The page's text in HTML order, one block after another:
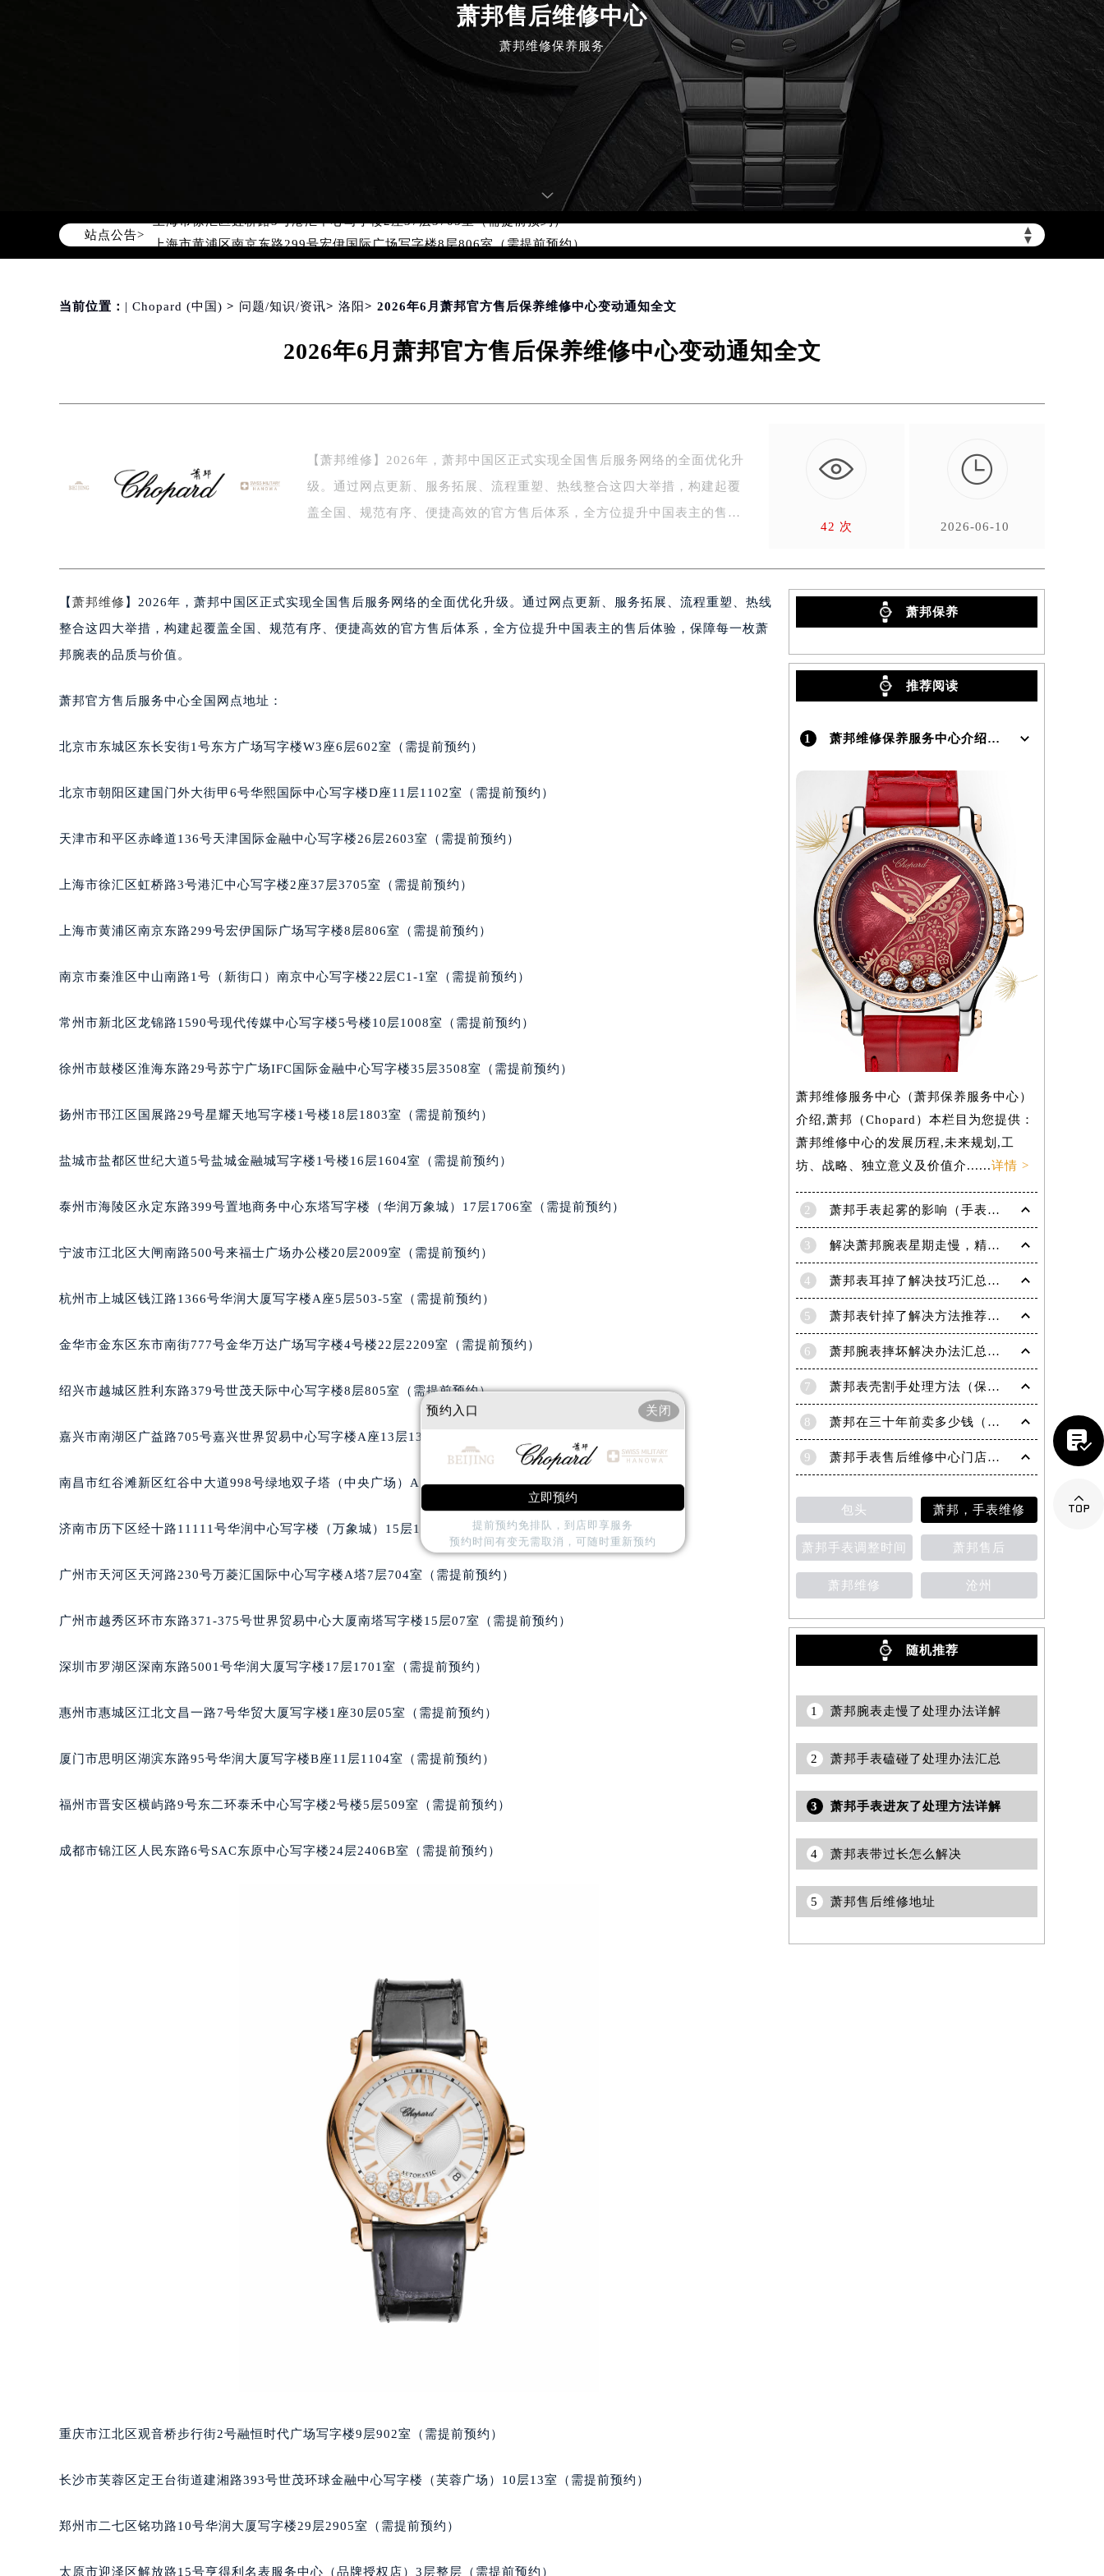
萧邦售后维修中心
萧邦维修保养服务
站点公告> ▲
▼
2026年8月萧邦全国官方售后客户服务热线：400-885-0231
萧邦官方全国统一服务热线400-885-0231，服务覆盖中国大陆、香港、澳门、台湾全部区域（非大陆需加拨“+86”）
北京市朝阳区建国门外大街甲6号华熙国际中心写字楼D座11层1102室（北京总部）（需提前预约）
北京市东城区东长安街1号东方广场写字楼W3座6层602室（需提前预约）
天津市和平区赤峰道136号天津国际金融中心写字楼26层2603室（需提前预约）
上海市徐汇区虹桥路3号港汇中心写字楼2座37层3705室（需提前预约）
上海市黄浦区南京东路299号宏伊国际广场写字楼8层806室（需提前预约）
南京市秦淮区中山南路1号（新街口）南京中心写字楼22层C1-1室（需提前预约）
徐州市鼓楼区淮海东路29号苏宁广场IFC国际金融中心写字楼35层3508室（需提前预约）
盐城市盐都区世纪大道5号盐城金融城写字楼1号楼16层1604室（需提前预约）
绍兴市越城区胜利东路379号世茂天际中心写字楼8层805室（需提前预约）
嘉兴市南湖区广益路705号嘉兴世界贸易中心写字楼A座13层1304室（需提前预约）
南昌市红谷滩新区红谷中大道998号绿地双子塔（中央广场）A1座办公楼14层07室（需提前预约）
深圳市罗湖区深南东路5001号华润大厦写字楼17层1701室（需提前预约）
惠州市惠城区江北文昌一路7号华贸大厦写字楼1座30层05室（需提前预约）
厦门市思明区湖滨东路95号华润大厦写字楼B座11层1104室（需提前预约）
成都市锦江区人民东路6号SAC东原中心写字楼24层2406B室（需提前预约）
长沙市芙蓉区定王台街道建湘路393号世茂环球金融中心写字楼（芙蓉广场）10层13室（需提前预约）
太原市迎泽区解放路15号亨得利名表服务中心（品牌授权店）3层整层（需提前预约）
沈阳市沈河区中街路83号亨得利名表服务中心（品牌授权店）1层整层（需提前预约）
温州市鹿城区锦绣路1067号置信广场10层1015室（需提前预约）
大连市中山区人民路15号国际金融大厦7层G室（需提前预约）
东莞市东城街道鸿福东路1号民盈国贸中心T1写字楼9层907室（需提前预约）
南通市崇川区工农路57号圆融广场写字楼16层1603室（需提前预约）
武汉市江汉区解放大道686号世界贸易大厦38层09室（需提前预约）
合肥市蜀山区潜山路111号万象城华润大厦B座12楼03室（需提前预约）
青岛市南区山东路6号华润大厦B座22层04室（需提前预约）
长春市朝阳区西安大路727号中银大厦A座(旺进大厦)18层09室（需提前预约）
昆明市盘龙区北京路928号同德昆明广场写字楼10层06室（需提前预约）
西安市碑林区南关正街88号华侨城长安国际中心E座6楼10室（需提前预约）
唐山市路南区新华东道100号万达广场写字楼A座10层1002室（需提前预约）
内蒙古自治区呼和浩特市玉泉区大学西街70号华润万象城写字楼（鄂尔多斯大厦）23层2326室（需提前预约）
甘肃省兰州市七里河区西津西路16号兰州中心写字楼21层2102室（需提前预约）
重庆市解放碑渝中区民权路28号英利国际金融中心写字楼20层01室（需提前预约）
黑龙江省大庆市萨尔图区会战大街萧邦售后服务中心（需提前预约）
黑龙江省鹤岗市向阳区红军路萧邦售后服务中心（需提前预约）
黑龙江省鸡西市鸡冠区红军路萧邦售后服务中心（需提前预约）
黑龙江省佳木斯市向阳区长安路萧邦售后服务中心（需提前预约）
黑龙江省牡丹江市东安区太平路萧邦售后服务中心（需提前预约）
黑龙江省齐齐哈尔市龙沙区龙华路萧邦售后服务中心（需提前预约）
黑龙江省绥化市北林区新华街与康庄路交叉口萧邦售后服务中心（需提前预约）
吉林省白城市洮北区明仁南街萧邦售后服务中心（需提前预约）
吉林省吉林市船营区河南街萧邦售后服务中心（需提前预约）
吉林省梅河口市新华街道梅河大街萧邦售后服务中心（需提前预约）
吉林省松原市宁江区五环大街萧邦售后服务中心（需提前预约）
辽宁省丹东市振兴区七经街萧邦售后服务中心（需提前预约）
辽宁省抚顺市新抚区东一路萧邦售后服务中心（需提前预约）
辽宁省阜新市海州区解放大街萧邦售后服务中心（需提前预约）
辽宁省葫芦岛市连山区中央路萧邦售后服务中心（需提前预约）
辽宁省锦州市古塔区中央大街萧邦售后服务中心（需提前预约）
辽宁省辽阳市白塔区新运大街萧邦售后服务中心（需提前预约）
辽宁省盘锦市兴隆台区石油大街萧邦售后服务中心（需提前预约）
辽宁省铁岭市银州区南马路萧邦售后服务中心（需提前预约）
辽宁省营口市站前区市府路与渤海大街交叉口萧邦售后服务中心（需提前预约）
辽宁省沈阳市沈河区中街路137号亨得利名表维修授权店1楼萧邦售后服务中心（需提前预约）
辽宁省沈阳市沈河区中街路83号亨得利名表维修授权店1楼萧邦售后服务中心（需提前预约）
北京市朝阳区建国门外大街甲6号华熙国际中心D座11层1102室萧邦售后服务中心（北京总部）（需提前预约）
北京市东城区东长安街1号王府井东方广场W3座6层602室萧邦售后服务中心（需提前预约）
河北省保定市竞秀区朝阳北大街北国先天下萧邦售后服务中心（需提前预约）
内蒙古自治区阿拉善盟市左旗土尔扈特大街萧邦售后服务中心（需提前预约）
内蒙古自治区巴彦淖尔市临河区新华街萧邦售后服务中心（需提前预约）
内蒙古自治区通辽市科尔沁区明仁大街萧邦售后服务中心（需提前预约）
内蒙古自治区乌兰察布市集宁区恩和大街萧邦售后服务中心（需提前预约）
内蒙古自治区兴安盟市乌兰浩特市兴安大街萧邦售后服务中心（需提前预约）
当前位置： | Chopard (中国) > 问题/知识/资讯> 洛阳> 2026年6月萧邦官方售后保养维修中心变动通知全文
2026年6月萧邦官方售后保养维修中心变动通知全文
【萧邦维修】2026年，萧邦中国区正式实现全国售后服务网络的全面优化升
级。通过网点更新、服务拓展、流程重塑、热线整合这四大举措，构建起覆
盖全国、规范有序、便捷高效的官方售后体系，全方位提升中国表主的售
42 次

2026-06-10
【萧邦维修 】2026年，萧邦中国区正式实现全国售后服务网络的全面优化升级。通过网点更新、服务拓展、流程重塑、热线
整合这四大举措，构建起覆盖全国、规范有序、便捷高效的官方售后体系，全方位提升中国表主的售后体验，保障每一枚萧
邦腕表的品质与价值。
萧邦官方售后服务中心全国网点地址：
北京市东城区东长安街1号东方广场写字楼W3座6层602室（需提前预约）
北京市朝阳区建国门外大街甲6号华熙国际中心写字楼D座11层1102室（需提前预约）
天津市和平区赤峰道136号天津国际金融中心写字楼26层2603室（需提前预约）
上海市徐汇区虹桥路3号港汇中心写字楼2座37层3705室（需提前预约）
上海市黄浦区南京东路299号宏伊国际广场写字楼8层806室（需提前预约）
南京市秦淮区中山南路1号（新街口）南京中心写字楼22层C1-1室（需提前预约）
常州市新北区龙锦路1590号现代传媒中心写字楼5号楼10层1008室（需提前预约）
徐州市鼓楼区淮海东路29号苏宁广场IFC国际金融中心写字楼35层3508室（需提前预约）
扬州市邗江区国展路29号星耀天地写字楼1号楼18层1803室（需提前预约）
盐城市盐都区世纪大道5号盐城金融城写字楼1号楼16层1604室（需提前预约）
泰州市海陵区永定东路399号置地商务中心东塔写字楼（华润万象城）17层1706室（需提前预约）
宁波市江北区大闸南路500号来福士广场办公楼20层2009室（需提前预约）
杭州市上城区钱江路1366号华润大厦写字楼A座5层503-5室（需提前预约）
金华市金东区东市南街777号金华万达广场写字楼4号楼22层2209室（需提前预约）
绍兴市越城区胜利东路379号世茂天际中心写字楼8层805室（需提前预约）
嘉兴市南湖区广益路705号嘉兴世界贸易中心写字楼A座13层1304室（需提前预约）
南昌市红谷滩新区红谷中大道998号绿地双子塔（中央广场）A1座办公楼14层07室（需提前预约）
济南市历下区经十路11111号华润中心写字楼（万象城）15层1508室（需提前预约）
广州市天河区天河路230号万菱汇国际中心写字楼A塔7层704室（需提前预约）
广州市越秀区环市东路371-375号世界贸易中心大厦南塔写字楼15层07室（需提前预约）
深圳市罗湖区深南东路5001号华润大厦写字楼17层1701室（需提前预约）
惠州市惠城区江北文昌一路7号华贸大厦写字楼1座30层05室（需提前预约）
厦门市思明区湖滨东路95号华润大厦写字楼B座11层1104室（需提前预约）
福州市晋安区横屿路9号东二环泰禾中心写字楼2号楼5层509室（需提前预约）
成都市锦江区人民东路6号SAC东原中心写字楼24层2406B室（需提前预约）
重庆市江北区观音桥步行街2号融恒时代广场写字楼9层902室（需提前预约）
长沙市芙蓉区定王台街道建湘路393号世茂环球金融中心写字楼（芙蓉广场）10层13室（需提前预约）
郑州市二七区铭功路10号华润大厦写字楼29层2905室（需提前预约）
太原市迎泽区解放路15号亨得利名表服务中心（品牌授权店）3层整层（需提前预约）
萧邦保养
推荐阅读
1 萧邦维修保养服务中心介绍 | Chopard
萧邦维修服务中心（萧邦保养服务中心）
介绍,萧邦（Chopard）本栏目为您提供：
萧邦维修中心的发展历程,未来规划,工
坊、战略、独立意义及价值介......详情 >
2 萧邦手表起雾的影响（手表起雾维护建议）
3 解决萧邦腕表星期走慢，精准调校秘籍在这里
4 萧邦表耳掉了解决技巧汇总（轻松修复爱表的小妙招）
5 萧邦表针掉了解决方法推荐（轻松修复你的爱表）
6 萧邦腕表摔坏解决办法汇总（专业修复与日常保养技巧）
7 萧邦表壳割手处理方法（保养与修复技巧指南）
8 萧邦在三十年前卖多少钱（名表价格变迁的历史洞察）
9 萧邦手表售后维修中心门店地址
包头 萧邦，手表维修
萧邦手表调整时间 萧邦售后
萧邦维修 沧州
随机推荐
1 萧邦腕表走慢了处理办法详解
2 萧邦手表磕碰了处理办法汇总
3 萧邦手表进灰了处理方法详解
4 萧邦表带过长怎么解决
5 萧邦售后维修地址


预约入口 关闭
立即预约
提前预约免排队，到店即享服务
预约时间有变无需取消，可随时重新预约